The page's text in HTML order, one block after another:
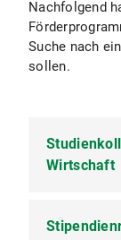
Nachfolgend
Suche nach
sollen.
Wirtschaft
Das